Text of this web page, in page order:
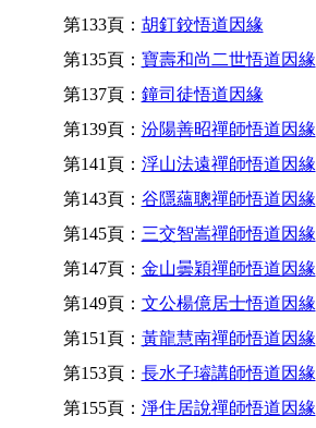
第133頁： 胡釘鉸悟道因緣
第135頁： 寶壽和尚二世悟道因緣
第137頁： 鐘司徒悟道因緣
第139頁： 汾陽善昭禪師悟道因緣
第141頁： 浮山法遠禪師悟道因緣
第143頁： 谷隱蘊聰禪師悟道因緣
第145頁： 三交智嵩禪師悟道因緣
第147頁： 金山曇穎禪師悟道因緣
第149頁： 文公楊億居士悟道因緣
第151頁： 黃龍慧南禪師悟道因緣
第153頁： 長水子璿講師悟道因緣
第155頁： 淨住居說禪師悟道因緣